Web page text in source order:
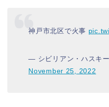
神戸市北区で火事
— シビリアン・ハスキ
November 25, 2022